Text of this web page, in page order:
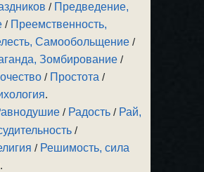
/ Предведение,
/ Преемственность,
Самообольщение /
Зомбирование /
/ Простота /
.
/ Радость / Рай,
/
/ Решимость, сила
.